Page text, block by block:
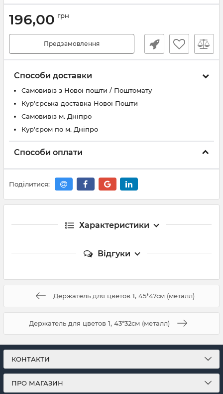
196,00 грн
Предзамовлення
Способи доставки
Самовивіз з Нової пошти / Поштомату
Кур'єрська доставка Нової Пошти
Самовивіз м. Дніпро
Кур'єром по м. Дніпро
Способи оплати
Поділитися:
Характеристики
Відгуки
Держатель для цветов 1, 45*47см (металл)
Держатель для цветов 1, 43*32см (металл)
КОНТАКТИ
ПРО МАГАЗИН